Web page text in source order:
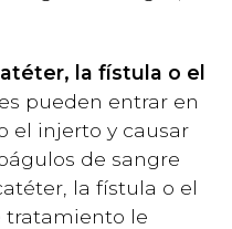
la fístula o el
pueden entrar en
el injerto y causar
de sangre
la fístula o el
tratamiento le